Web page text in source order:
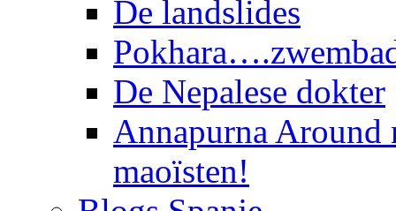
De landslides
De Nepalese dokter
Annapurna
maoïsten!